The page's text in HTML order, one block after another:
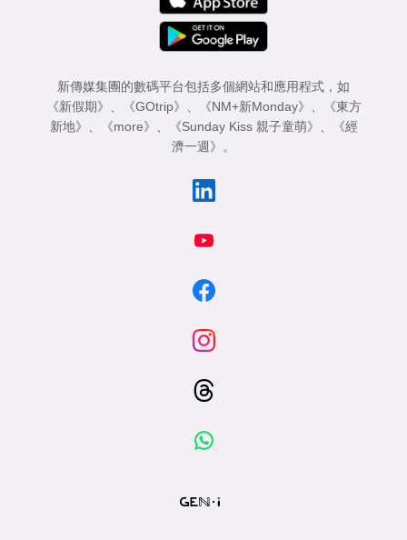
新傳媒集團的數碼平台包括多個網站和應用程式，如
《新假期》
《GOtrip》 《NM+新Monday》
《東方
新地》
《more》 《Sunday Kiss 親子童萌》
《經
濟一週》
。